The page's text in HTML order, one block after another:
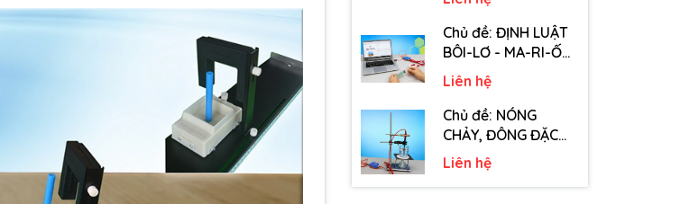
hao chủ đề Axit hay
Bazơ - Lớp 11)
Chủ đề: ĐỊNH LUẬT
BÔI-LƠ - MA-RI-ỐT
(Thiết bị, dụng cụ,
vật tư tiêu hao chủ
đề Định luật Bôi-Lơ-
Ma-Ri-Ốt - Lớp 10)
Liên hệ
Chủ đề: NÓNG
CHẢY, ĐÔNG ĐẶC
(Thiết bị, dụng cụ,
vật tư tiêu hao chủ
đề Nóng chảy,
Liên hệ